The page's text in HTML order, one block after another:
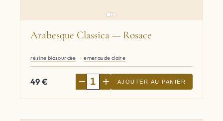
Arabesque Classica — Rosace
résine biosourcée emeraude claire
49€ − + AJOUTER AU PANIER